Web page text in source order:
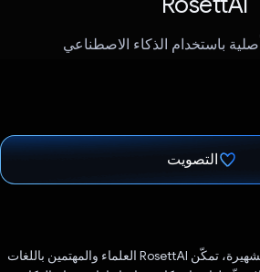
باستخدام الذكاء الاصطناعي
التصويت
استنادًا إلى Rosetta Stone الشهيرة، تمكّن RosettAI العلماء والمهتمين باللغات